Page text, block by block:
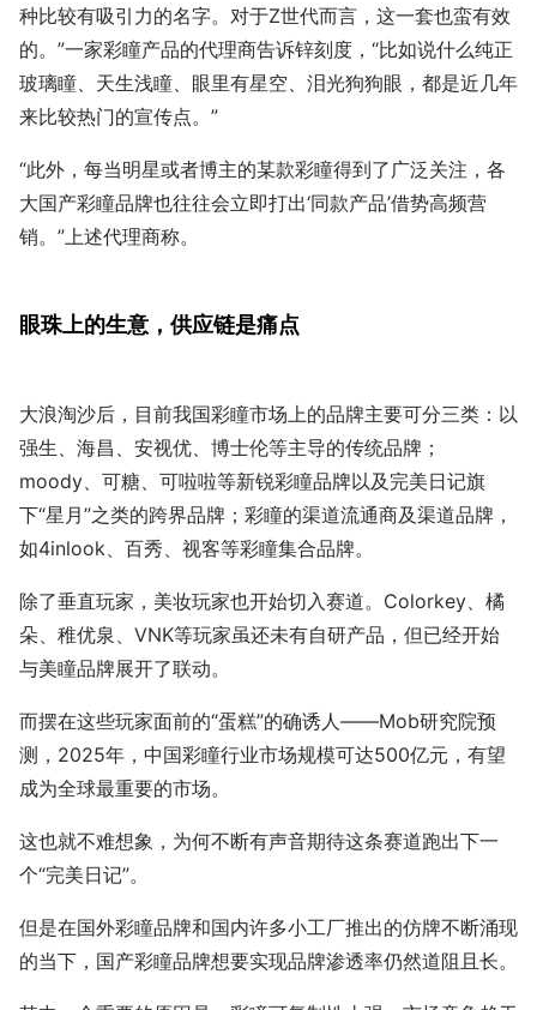
种比较有吸引力的名字。对于Z世代而言，这一套也蛮有效
的。”一家彩瞳产品的代理商告诉锌刻度，“比如说什么纯正
玻璃瞳、天生浅瞳、眼里有星空、泪光狗狗眼，都是近几年
来比较热门的宣传点。”
“此外，每当明星或者博主的某款彩瞳得到了广泛关注，各
大国产彩瞳品牌也往往会立即打出‘同款产品’借势高频营
销。”上述代理商称。
眼珠上的生意，供应链是痛点
大浪淘沙后，目前我国彩瞳市场上的品牌主要可分三类：以
强生、海昌、安视优、博士伦等主导的传统品牌；
moody、可糖、可啦啦等新锐彩瞳品牌以及完美日记旗
下“星月”之类的跨界品牌；彩瞳的渠道流通商及渠道品牌，
如4inlook、百秀、视客等彩瞳集合品牌。
除了垂直玩家，美妆玩家也开始切入赛道。Colorkey、橘
朵、稚优泉、VNK等玩家虽还未有自研产品，但已经开始
与美瞳品牌展开了联动。
而摆在这些玩家面前的“蛋糕”的确诱人——Mob研究院预
测，2025年，中国彩瞳行业市场规模可达500亿元，有望
成为全球最重要的市场。
这也就不难想象，为何不断有声音期待这条赛道跑出下一
个“完美日记”。
但是在国外彩瞳品牌和国内许多小工厂推出的仿牌不断涌现
的当下，国产彩瞳品牌想要实现品牌渗透率仍然道阻且长。